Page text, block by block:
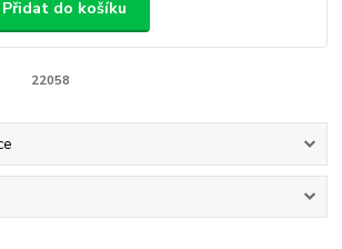
Přidat do košíku
22058